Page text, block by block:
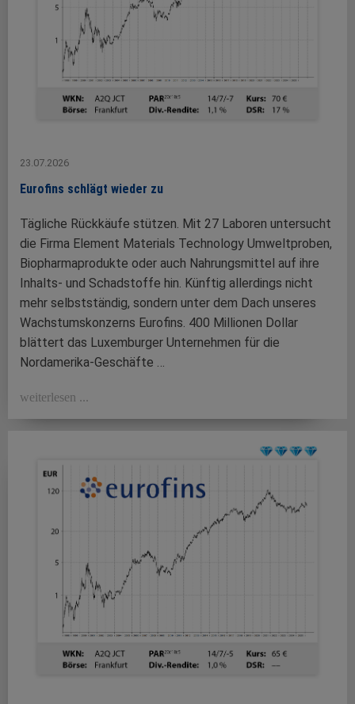
23.07.2026
Eurofins schlägt wieder zu
Tägliche Rückkäufe stützen. Mit 27 Laboren untersucht
die Firma Element Materials Technology Umweltproben,
Biopharmaprodukte oder auch Nahrungsmittel auf ihre
Inhalts- und Schadstoffe hin. Künftig allerdings nicht
mehr selbstständig, sondern unter dem Dach unseres
Wachstumskonzerns Eurofins. 400 Millionen Dollar
blättert das Luxemburger Unternehmen für die
Nordamerika-Geschäfte …
weiterlesen ...